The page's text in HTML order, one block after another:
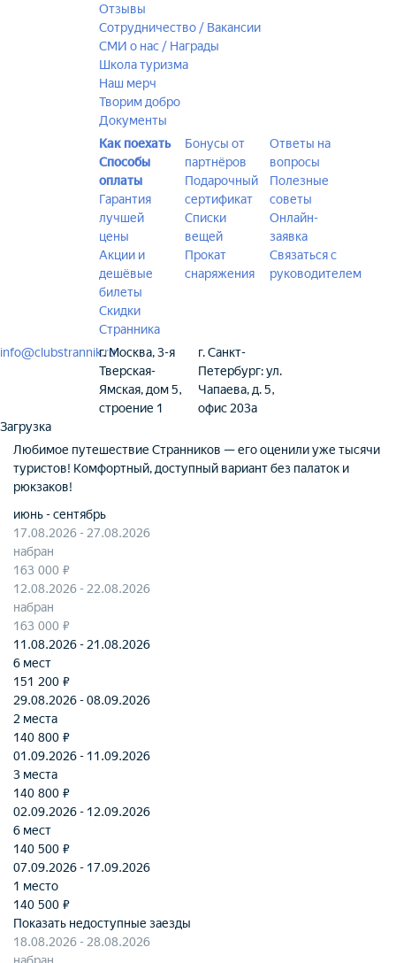
Отзывы
Сотрудничество / Вакансии
СМИ о нас / Награды
Школа туризма
Наш мерч
Творим добро
Документы
Как поехать
Способы
оплаты
Гарантия
лучшей
цены
Акции и
дешёвые
билеты
Скидки
Странника
Бонусы от
партнёров
Подарочный
сертификат
Списки
вещей
Прокат
снаряжения
Ответы на
вопросы
Полезные
советы
Онлайн-
заявка
Связаться с
руководителем
info@clubstrannik.ruг. Москва, 3-я
Тверская-
Ямская, дом 5,
строение 1
г. Санкт-
Петербург: ул.
Чапаева, д. 5,
офис 203а
Загрузка
Любимое путешествие Странников — его оценили уже тысячи
туристов! Комфортный, доступный вариант без палаток и
рюкзаков!
июнь - сентябрь
17.08.2026 - 27.08.2026
набран
163 000 ₽
12.08.2026 - 22.08.2026
набран
163 000 ₽
11.08.2026 - 21.08.2026
6 мест
151 200 ₽
29.08.2026 - 08.09.2026
2 местa
140 800 ₽
01.09.2026 - 11.09.2026
3 местa
140 800 ₽
02.09.2026 - 12.09.2026
6 мест
140 500 ₽
07.09.2026 - 17.09.2026
1 место
140 500 ₽
Показать недоступные заезды
18.08.2026 - 28.08.2026
набран